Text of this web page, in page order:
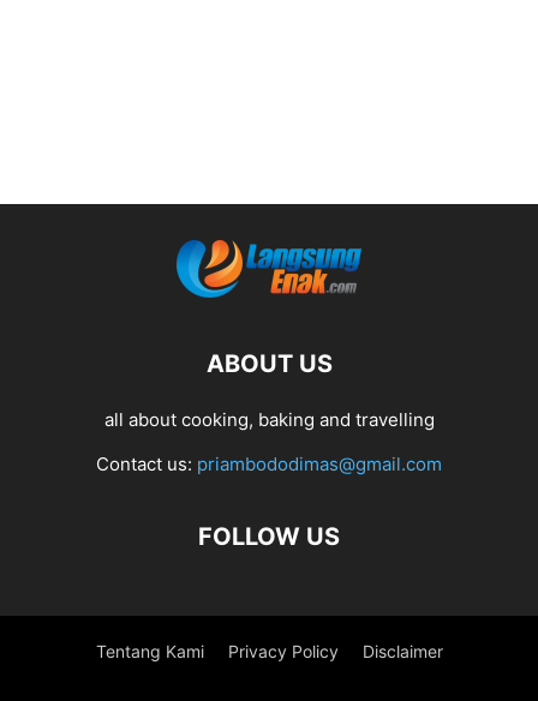
ABOUT US
all about cooking, baking and travelling
Contact us: priambododimas@gmail.com
FOLLOW US
Tentang Kami Privacy Policy Disclaimer